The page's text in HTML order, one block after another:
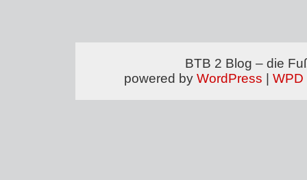
BTB 2 Blog – die
powered by WordPress WPD